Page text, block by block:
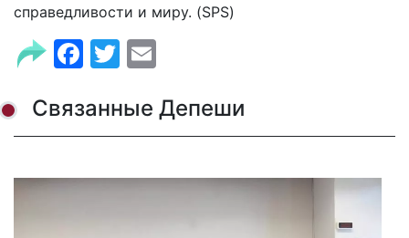
справедливости и миру. (SPS)
Facebook
Twitter
Связанные Депеши